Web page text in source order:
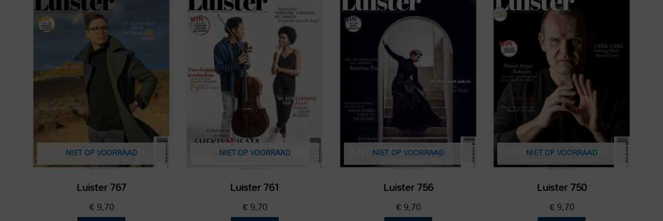
NIET OP VOORRAAD
Luister 767
€9,70
NIET OP VOORRAAD
Luister 761
€9,70
NIET OP VOORRAAD
Luister 756
€9,70
NIET OP VOORRAAD
Luister 750
€9,70